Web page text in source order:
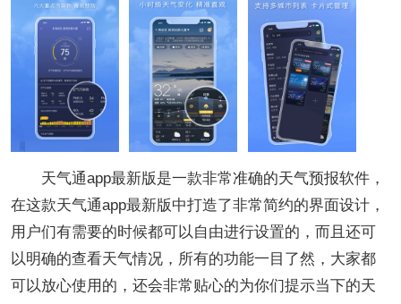
天气通app最新版是一款非常准确的天气预报软件，
在这款天气通app最新版中打造了非常简约的界面设计，
用户们有需要的时候都可以自由进行设置的，而且还可
以明确的查看天气情况，所有的功能一目了然，大家都
可以放心使用的，还会非常贴心的为你们提示当下的天